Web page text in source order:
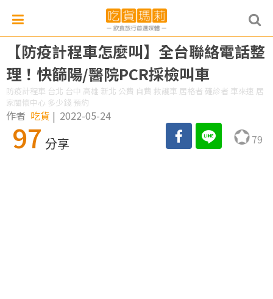
【防疫計程車怎麼叫】全台聯絡電話整
理！快篩陽/醫院PCR採檢叫車
防疫計程車 台北 台中 高雄 新北 公費 自費 救護車 居格者 確診者 車來速 居
家關懷中心 多少錢 預約
作者 吃貨 | 2022-05-24
97 分享 79